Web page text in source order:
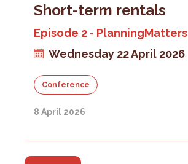
Short-term rentals
Episode 2 - PlanningMatters
Wednesday 22 April 2026
Conference
8 April 2026